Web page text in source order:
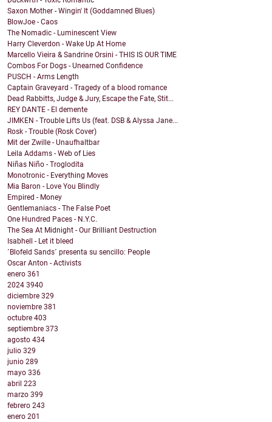
Saxon Mother - Wingin' It (Goddamned Blues)
BlowJoe - Caos
The Nomadic - Luminescent View
Harry Cleverdon - Wake Up At Home
Marcello Vieira & Sandrine Orsini - THIS IS OUR TIME
Combos For Dogs - Unearned Confidence
PUSCH - Arms Length
Captain Graveyard - Tragedy of a blood romance
Dead Rabbitts, Judge & Jury, Escape the Fate, Stit...
REY DANTE - El demente
JIMKEN - Trouble Lifts Us (feat. DSB & Alyssa Jane...
Rosk - Trouble (Rosk Cover)
Mit der Zwille - Unaufhaltbar
Leila Addams - Web of Lies
Niñas Niño - Troglodita
Monotronic - Everything Moves
Mia Baron - Love You Blindly
Empired - Money
Gentlemaniacs - The False Poet
One Hundred Paces - N.Y.C.
The Sea At Midnight - Our Brilliant Destruction
Isabhell - Let it bleed
´Blofeld Sands´ presenta su sencillo: People
Oscar Anton - Activists
enero 361
2024 3940
diciembre 329
noviembre 381
octubre 403
septiembre 373
agosto 434
julio 329
junio 289
mayo 336
abril 223
marzo 399
febrero 243
enero 201